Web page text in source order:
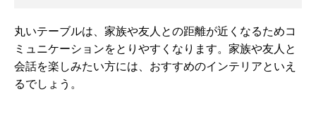
丸いテーブルは、家族や友人との距離が近くなるためコ
ミュニケーションをとりやすくなります。家族や友人と
会話を楽しみたい方には、おすすめのインテリアといえ
るでしょう。